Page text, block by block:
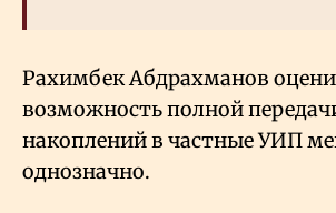
Рахимбек Абдрахманов
возможность полной
накоплений в частные УИП
однозначно.